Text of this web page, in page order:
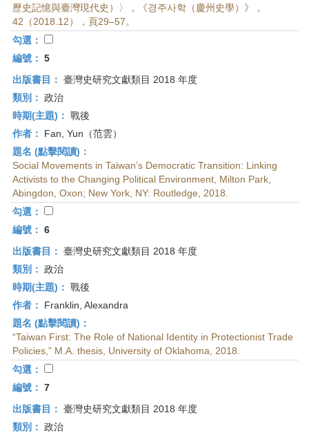
歷史記憶與臺灣現代史）〉，《경주사학（慶州史學）》，
42（2018.12），頁29–57。
勾選：
編號： 5
出版書目： 臺灣史研究文獻類目 2018 年度
類別： 政治
時期(主題)： 戰後
作者：
Fan, Yun（范雲）
題名 (點擊閱讀)：
Social Movements in Taiwan’s Democratic Transition: Linking
Activists to the Changing Political Environment, Milton Park,
Abingdon, Oxon; New York, NY: Routledge, 2018.
勾選：
編號： 6
出版書目： 臺灣史研究文獻類目 2018 年度
類別： 政治
時期(主題)： 戰後
作者：
Franklin, Alexandra
題名 (點擊閱讀)：
“Taiwan First: The Role of National Identity in Protectionist Trade
Policies,” M.A. thesis, University of Oklahoma, 2018.
勾選：
編號： 7
出版書目： 臺灣史研究文獻類目 2018 年度
類別： 政治